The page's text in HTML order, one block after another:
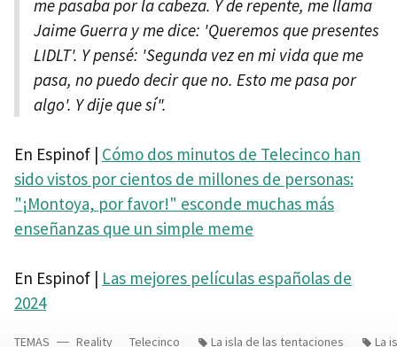
me pasaba por la cabeza. Y de repente, me llama
Jaime Guerra y me dice: 'Queremos que presentes
LIDLT'. Y pensé: 'Segunda vez en mi vida que me
pasa, no puedo decir que no. Esto me pasa por
algo'. Y dije que sí".
En Espinof | Cómo dos minutos de Telecinco han
sido vistos por cientos de millones de personas:
"¡Montoya, por favor!" esconde muchas más
enseñanzas que un simple meme
En Espinof | Las mejores películas españolas de
2024
TEMAS Reality Telecinco La isla de las tentaciones La